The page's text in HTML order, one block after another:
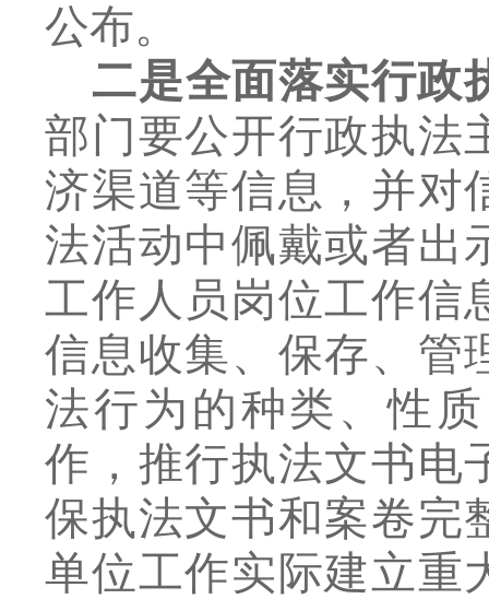
公布。
二是全面落实行政
部门要公开行政执法
济渠道等信息，并对
法活动中佩戴或者出
工作人员岗位工作信
信息收集、保存、管
法行为的种类、性
作，推行执法文书电
保执法文书和案卷完
单位工作实际建立重